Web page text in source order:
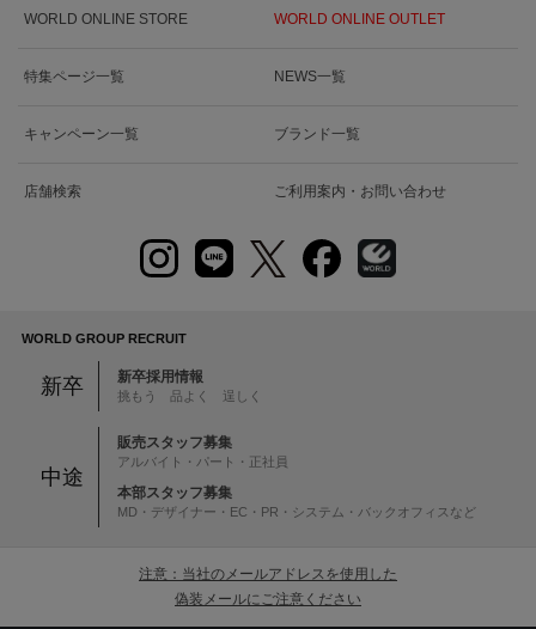
WORLD ONLINE STORE WORLD ONLINE OUTLET
特集ページ一覧 NEWS一覧
キャンペーン一覧 ブランド一覧
店舗検索 ご利用案内・お問い合わせ
WORLD GROUP RECRUIT
新卒 新卒採用情報
挑もう 品よく 逞しく
中途
販売スタッフ募集
アルバイト・パート・正社員
本部スタッフ募集
MD・デザイナー・EC・PR・システム・バックオフィスなど
注意：当社のメールアドレスを使用した
偽装メールにご注意ください